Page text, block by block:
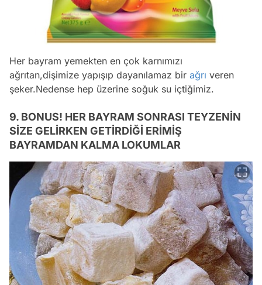
Her bayram yemekten en çok karnımızı
ağrıtan,dişimize yapışıp dayanılamaz bir ağrı veren
şeker.Nedense hep üzerine soğuk su içtiğimiz.
9. BONUS! HER BAYRAM SONRASI TEYZENİN
SİZE GELİRKEN GETİRDİĞİ ERİMİŞ
BAYRAMDAN KALMA LOKUMLAR